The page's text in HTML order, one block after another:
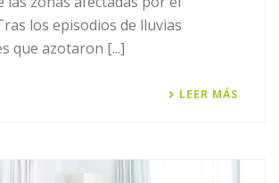
mantenimiento de la sesión.
facilitan las cookies nos puede
sitios web. La información que
los episodios de lluvias
que azotaron [...]
LEER MÁS